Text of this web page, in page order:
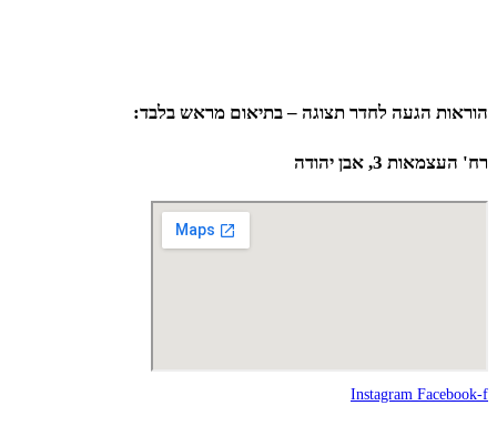
הוראות הגעה לחדר תצוגה – בתיאום מראש בלבד:
רח' העצמאות 3, אבן יהודה
Instagram Facebook-f